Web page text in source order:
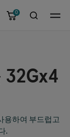
0 메뉴
32Gx4
용하여 부드럽고
.